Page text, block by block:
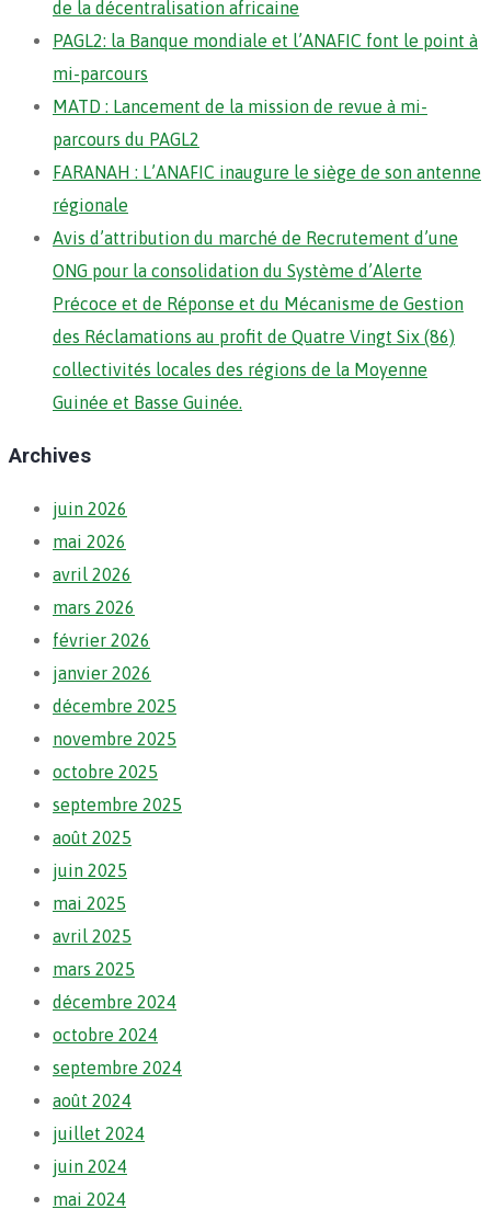
de la décentralisation africaine
PAGL2: la Banque mondiale et l’ANAFIC font le point à
mi-parcours
MATD : Lancement de la mission de revue à mi-
parcours du PAGL2
FARANAH : L’ANAFIC inaugure le siège de son antenne
régionale
Avis d’attribution du marché de Recrutement d’une
ONG pour la consolidation du Système d’Alerte
Précoce et de Réponse et du Mécanisme de Gestion
des Réclamations au profit de Quatre Vingt Six (86)
collectivités locales des régions de la Moyenne
Guinée et Basse Guinée.
Archives
juin 2026
mai 2026
avril 2026
mars 2026
février 2026
janvier 2026
décembre 2025
novembre 2025
octobre 2025
septembre 2025
août 2025
juin 2025
mai 2025
avril 2025
mars 2025
décembre 2024
octobre 2024
septembre 2024
août 2024
juillet 2024
juin 2024
mai 2024